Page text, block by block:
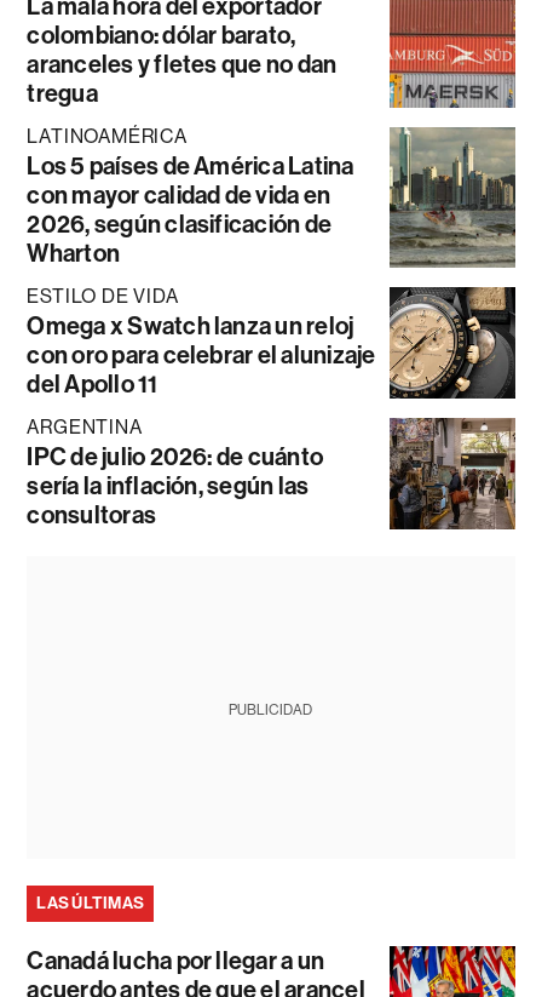
La mala hora del exportador
colombiano: dólar barato,
aranceles y fletes que no dan
tregua
LATINOAMÉRICA
Los 5 países de América Latina
con mayor calidad de vida en
2026, según clasificación de
Wharton
ESTILO DE VIDA
Omega x Swatch lanza un reloj
con oro para celebrar el alunizaje
del Apollo 11
ARGENTINA
IPC de julio 2026: de cuánto
sería la inflación, según las
consultoras
PUBLICIDAD
LAS ÚLTIMAS
Canadá lucha por llegar a un
acuerdo antes de que el arancel